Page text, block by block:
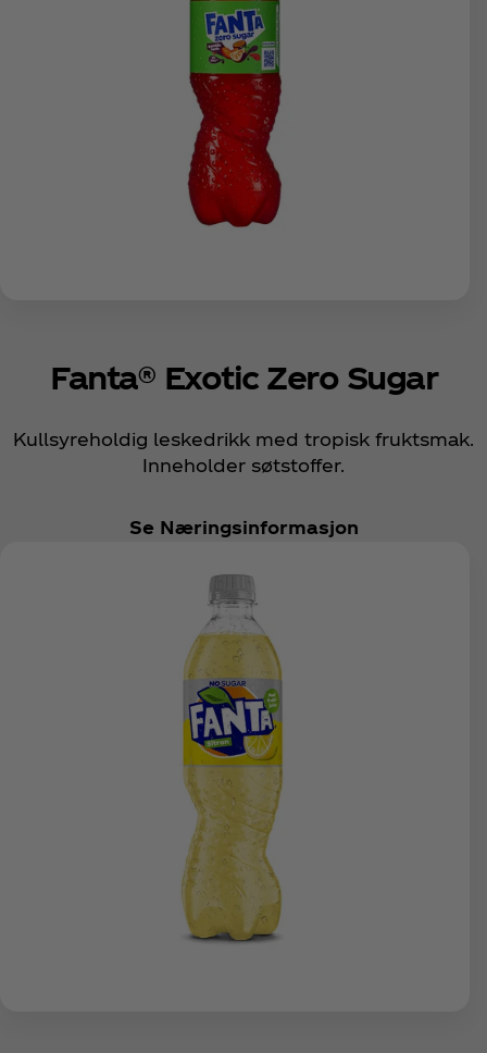
Fanta® Exotic Zero Sugar
Kullsyreholdig leskedrikk med tropisk fruktsmak.
Inneholder søtstoffer.
Se Næringsinformasjon